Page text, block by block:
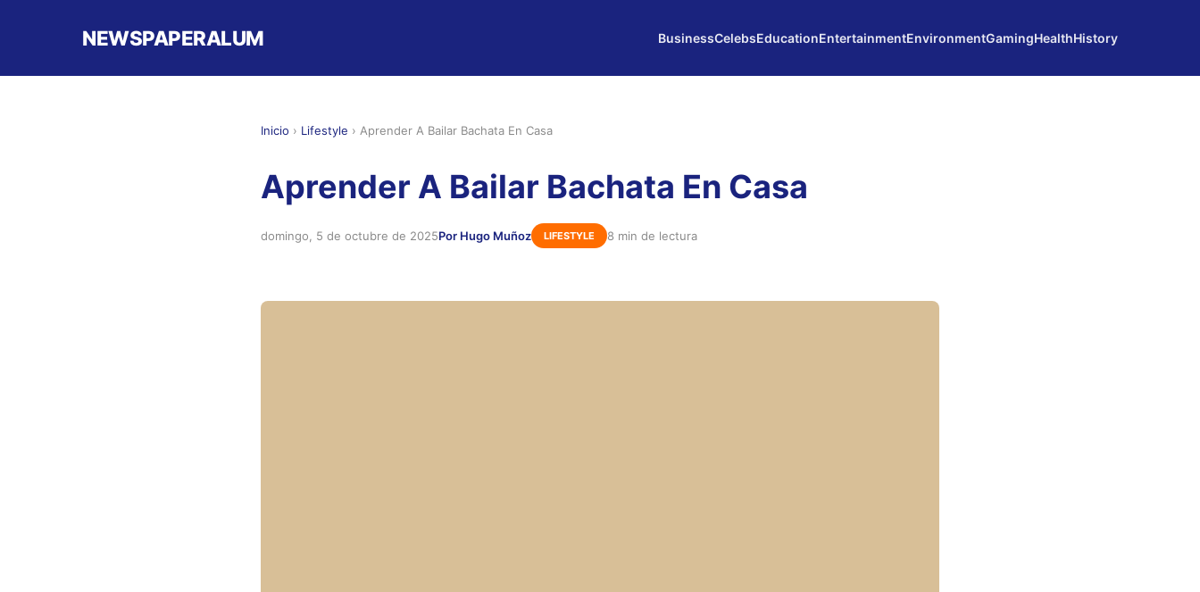
NEWSPAPERALUM BusinessCelebsEducationEntertainmentEnvironmentGamingHealthHistory
Inicio › Lifestyle › Aprender A Bailar Bachata En Casa
Aprender A Bailar Bachata En Casa
domingo, 5 de octubre de 2025Por Hugo Muñoz LIFESTYLE 8 min de lectura